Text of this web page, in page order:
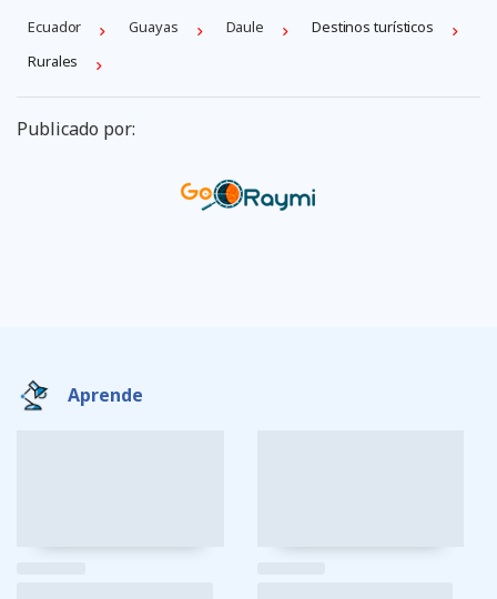
Ecuador Guayas Daule
Destinos turísticos
Rurales
Publicado por:
Aprende